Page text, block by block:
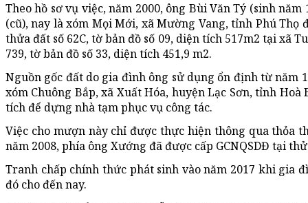
Theo hồ sơ vụ việc, năm 2000, ông Bùi Văn Tý (sinh
(cũ), nay là xóm Mọi Mới, xã Mường Vang, tỉnh Phú Thọ
thửa đất số 62C, tờ bản đồ số 09, diện tích 517m2 tại xã
739, tờ bản đồ số 33, diện tích 451,9 m2.
Nguồn gốc đất do gia đình ông sử dụng ổn định từ năm
xóm Chuông Bắp, xã Xuất Hóa, huyện Lạc Sơn, tỉnh
tích để dựng nhà tạm phục vụ công tác.
Việc cho mượn này chỉ được thực hiện thông qua thỏa
năm 2008, phía ông Xướng đã được cấp GCNQSDĐ tại
Tranh chấp chính thức phát sinh vào năm 2017 khi gia
đó cho đến nay.